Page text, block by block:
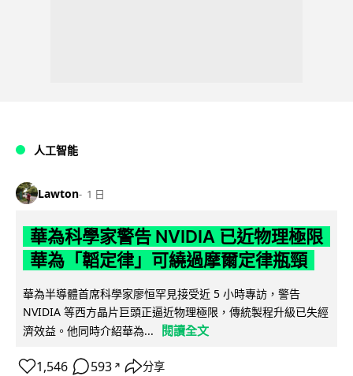
人工智能
Lawton 1 日
華為科學家警告 NVIDIA 已近物理極限
華為「韜定律」可繞過摩爾定律瓶頸
華為半導體首席科學家廖恒罕見接受近 5 小時專訪，警告
NVIDIA 等西方晶片巨頭正逼近物理極限，傳統製程升級已失經
濟效益。他同時介紹華為...
閱讀全文
1,546 593 ↗ 分享